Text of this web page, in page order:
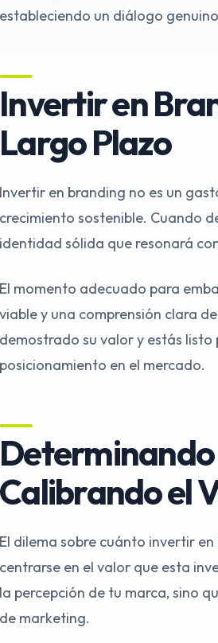
estableciendo un diálogo
Invertir en
Largo Plazo
Invertir en branding no es un
crecimiento sostenible. Cuando
identidad sólida que resonará
El momento adecuado para
viable y una comprensión clara
demostrado su valor y estás
posicionamiento en el mercado.
Calibrando el
El dilema sobre cuánto invertir
centrarse en el valor que esta
la percepción de tu marca, sino
de marketing.